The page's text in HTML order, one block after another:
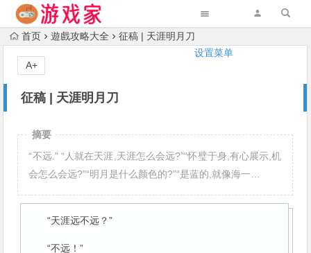
设置菜单
首页 遊戲攻略大全 征稿 | 天涯明月刀
征稿 | 天涯明月刀
A+
摘要
“不远.” “人就在天涯,天涯怎么会远?”“怀璧于身,有心展示,机
会怎么会远?”“明月是什么颜色的?”“是蓝的,就像海一…
“天涯远不远？”
“不远！”